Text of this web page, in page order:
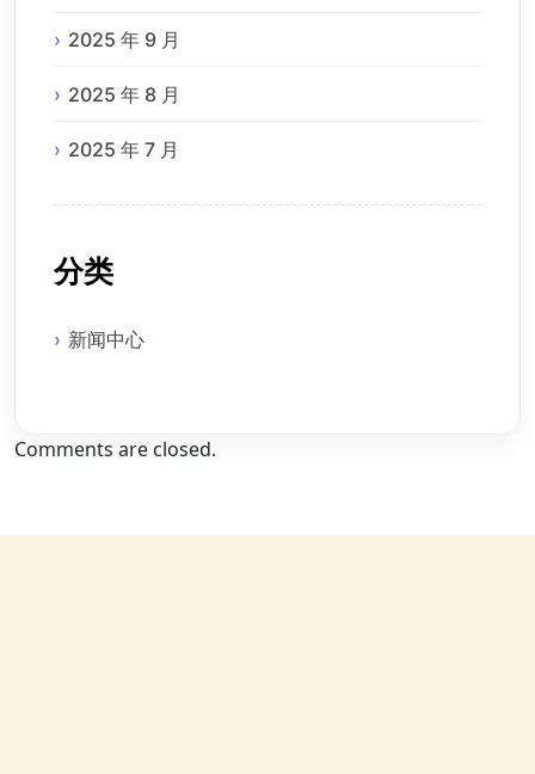
2025 年 9 月
2025 年 8 月
2025 年 7 月
分类
新闻中心
Comments are closed.